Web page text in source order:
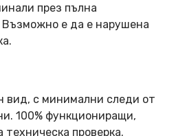
през пълна
Възможно е да е нарушена
вид, с минимални следи от
100% функциониращи,
проверка.